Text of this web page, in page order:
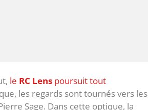
le RC Lens poursuit tout
les regards sont tournés vers les
Sage. Dans cette optique, la